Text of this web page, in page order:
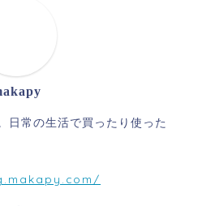
日常の生活で買ったり使った